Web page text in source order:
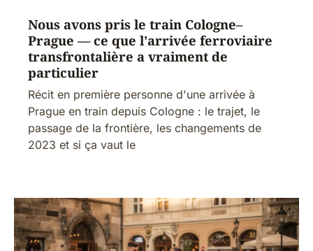
Nous avons pris le train Cologne–
Prague — ce que l'arrivée ferroviaire
transfrontalière a vraiment de
particulier
Récit en première personne d'une arrivée à
Prague en train depuis Cologne : le trajet, le
passage de la frontière, les changements de
2023 et si ça vaut le